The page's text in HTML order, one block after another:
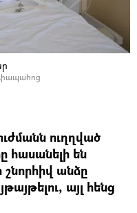
ուղղված
հասանելի են
շնորհիվ անձը
այլ հենց